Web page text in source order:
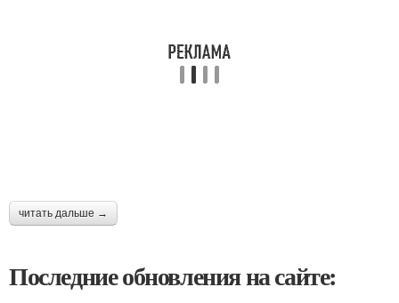
читать дальше →
Последние обновления на сайте: